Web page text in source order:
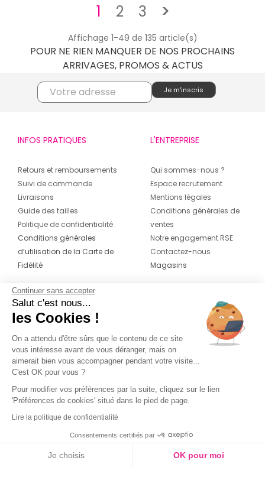
1 2 3 >Suivant
Affichage 1-49 de 135 article(s)
POUR NE RIEN MANQUER DE NOS PROCHAINS
ARRIVAGES, PROMOS & ACTUS
INFOS PRATIQUES
Retours et remboursements
Suivi de commande
Livraisons
Guide des tailles
Politique de confidentialité
Conditions générales
d’utilisation de la Carte de
Fidélité
L'ENTREPRISE
Qui sommes-nous ?
Espace recrutement
Mentions légales
Conditions générales de
ventes
Notre engagement RSE
Contactez-nous
Magasins
CONTACT
04 42 20 78 42
Du lundi au jeudi de 8h30 à 16h30 & le
vendredi de 8h30 à 15h30
Continuer sans accepter
Salut c'est nous...
les Cookies !
On a attendu d'être sûrs que le contenu de ce site
vous intéresse avant de vous déranger, mais on
aimerait bien vous accompagner pendant votre visite...
C'est OK pour vous ?
Pour modifier vos préférences par la suite, cliquez sur le lien
'Préférences de cookies' situé dans le pied de page.
Lire la politique de confidentialité
Consentements certifiés par
Je choisis OK pour moi